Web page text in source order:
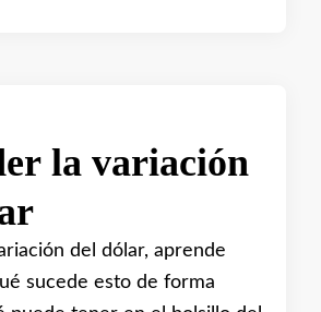
la variación
del dólar, aprende
sucede esto de forma